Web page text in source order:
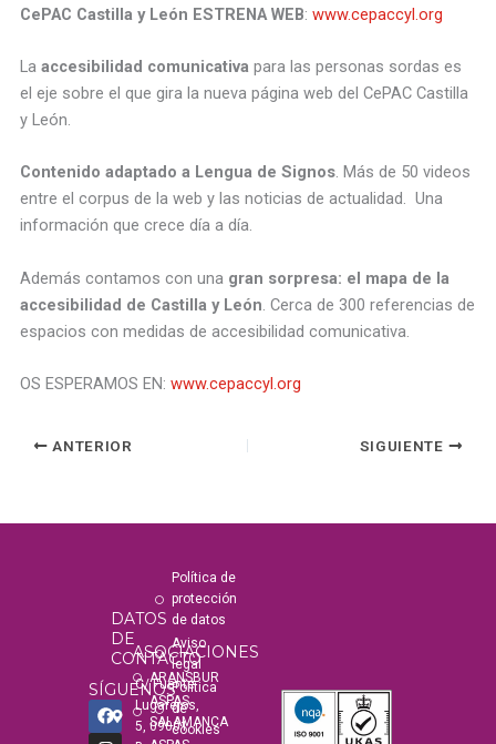
CePAC Castilla y León ESTRENA WEB: www.cepaccyl.org
La accesibilidad comunicativapara las personas sordas es
el eje sobre el que gira la nueva página web del CePAC Castilla
y León.
Contenido adaptado a Lengua de Signos. Más de 50 videos
entre el corpus de la web y las noticias de actualidad. Una
información que crece día a día.
Además contamos con una gran sorpresa: el mapa de la
accesibilidad de Castilla y León. Cerca de 300 referencias de
espacios con medidas de accesibilidad comunicativa.
OS ESPERAMOS EN: www.cepaccyl.org
ANTERIOR SIGUIENTE
SÍGUENOS
F
a
c
I
n
s
Y
o
u
T
i
k
DATOS
DE
CONTACTO
C/ Fuente
Lugarejos,
5, 09001
ASOCIACIONES
ARANSBUR
ASPAS
SALAMANCA
Política de
protección
de datos
Aviso
legal
Política
de
cookies